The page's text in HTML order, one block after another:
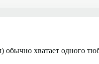
хватает одного